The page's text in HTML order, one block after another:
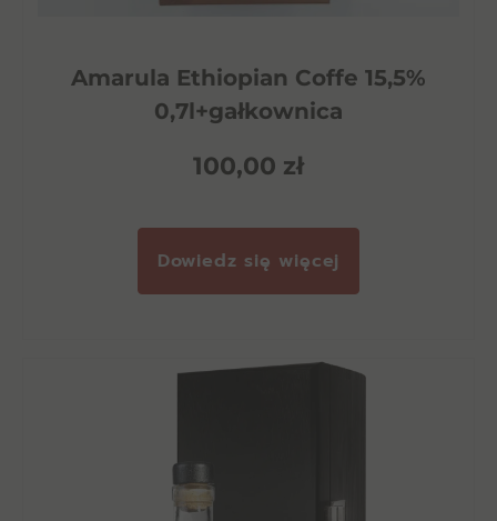
Amarula Ethiopian Coffe 15,5%
0,7l+gałkownica
100,00 zł
Dowiedz się więcej